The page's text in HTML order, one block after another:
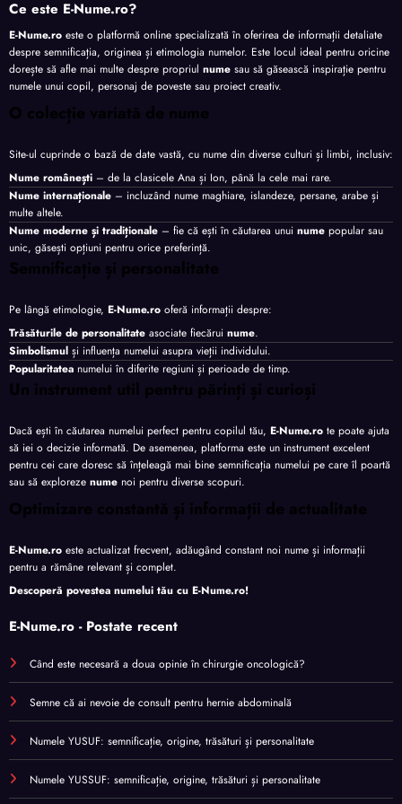
Ce este E-Nume.ro?
E-Nume.ro este o platformă online specializată în oferirea de informații detaliate
despre semnificația, originea și etimologia numelor. Este locul ideal pentru oricine
dorește să afle mai multe despre propriul nume sau să găsească inspirație pentru
numele unui copil, personaj de poveste sau proiect creativ.
O colecție variată de nume
Site-ul cuprinde o bază de date vastă, cu nume din diverse culturi și limbi, inclusiv:
Nume românești – de la clasicele Ana și Ion, până la cele mai rare.
Nume internaționale – incluzând nume maghiare, islandeze, persane, arabe și
multe altele.
Nume moderne și tradiționale – fie că ești în căutarea unui nume popular sau
unic, găsești opțiuni pentru orice preferință.
Semnificație și personalitate
Pe lângă etimologie, E-Nume.ro oferă informații despre:
Trăsăturile de personalitate asociate fiecărui nume.
Simbolismul și influența numelui asupra vieții individului.
Popularitatea numelui în diferite regiuni și perioade de timp.
Un instrument util pentru părinți și curioși
Dacă ești în căutarea numelui perfect pentru copilul tău, E-Nume.ro te poate ajuta
să iei o decizie informată. De asemenea, platforma este un instrument excelent
pentru cei care doresc să înțeleagă mai bine semnificația numelui pe care îl poartă
sau să exploreze nume noi pentru diverse scopuri.
Optimizare constantă și informații de actualitate
E-Nume.ro este actualizat frecvent, adăugând constant noi nume și informații
pentru a rămâne relevant și complet.
Descoperă povestea numelui tău cu E-Nume.ro!
E-Nume.ro - Postate recent
Când este necesară a doua opinie în chirurgie oncologică?
Semne că ai nevoie de consult pentru hernie abdominală
Numele YUSUF: semnificație, origine, trăsături și personalitate
Numele YUSSUF: semnificație, origine, trăsături și personalitate